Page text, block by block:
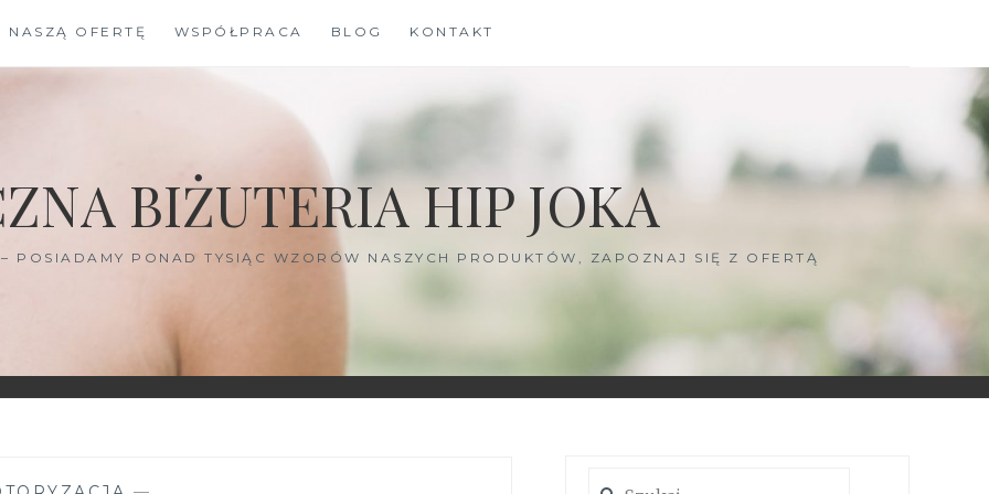
OFERTĘ WSPÓŁPRACA BLOG KONTAKT
BIŻUTERIA HIP JOKA
POSIADAMY PONAD TYSIĄC WZORÓW NASZYCH PRODUKTÓW, ZAPOZNAJ SIĘ Z OFERTĄ